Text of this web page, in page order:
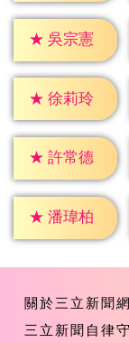
★ 吳宗憲
★ 徐莉玲
★ 許常德
★ 潘瑋柏
關於三立新聞網
三立新聞自律